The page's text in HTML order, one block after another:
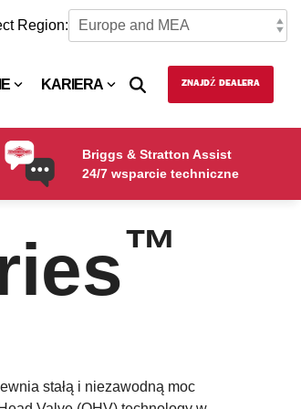
Region:
KARIERA ZNAJDŹ DEALERA
™
stałą i niezawodną moc
Briggs & Stratton Assist
24/7 wsparcie techniczne